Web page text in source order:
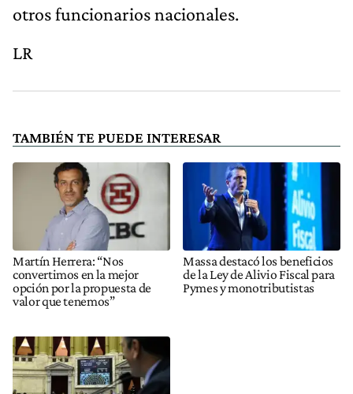
otros funcionarios nacionales.
LR
TAMBIÉN TE PUEDE INTERESAR
Martín Herrera: “Nos
convertimos en la mejor
opción por la propuesta de
valor que tenemos”
Massa destacó los beneficios
de la Ley de Alivio Fiscal para
Pymes y monotributistas